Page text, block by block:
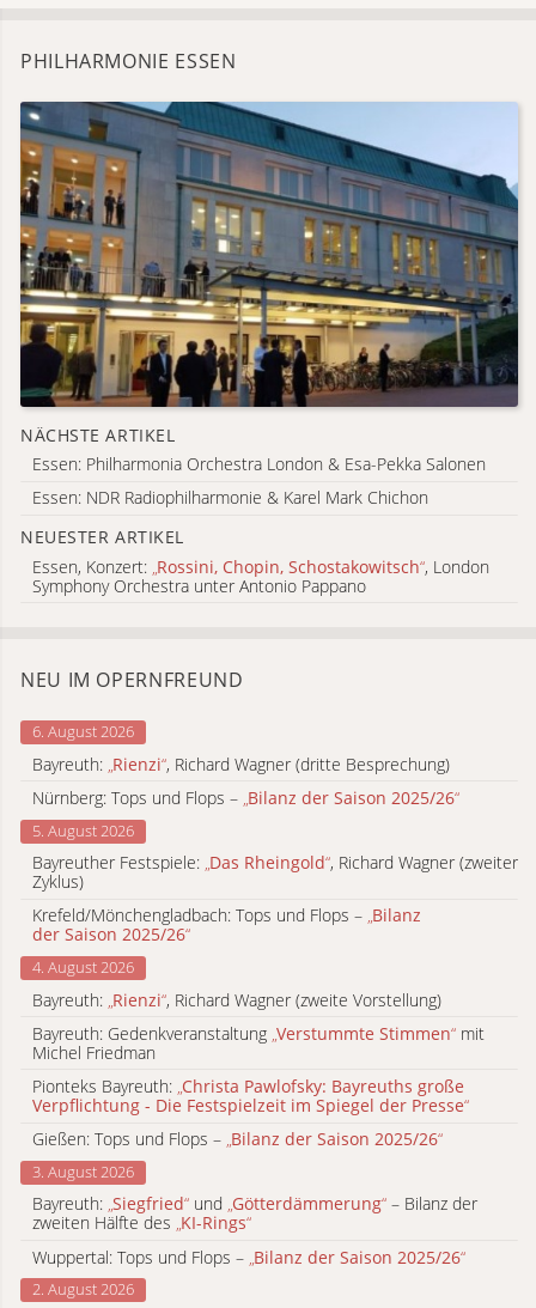
PHILHARMONIE ESSEN
NÄCHSTE ARTIKEL
Essen: Philharmonia Orchestra London & Esa-Pekka Salonen
Essen: NDR Radiophilharmonie & Karel Mark Chichon
NEUESTER ARTIKEL
Essen, Konzert: Rossini, Chopin, Schostakowitsch“, London
Symphony Orchestra unter Antonio Pappano
NEU IM OPERNFREUND
6. August 2026
Bayreuth: „Rienzi“, Richard Wagner (dritte Besprechung)
Nürnberg: Tops und Flops – „Bilanz der Saison 2025/26“
5. August 2026
Bayreuther Festspiele: „Das Rheingold“, Richard Wagner (zweiter
Zyklus)
Krefeld/Mönchengladbach: Tops und Flops – „Bilanz
der Saison 2025/26“
4. August 2026
Bayreuth: Rienzi“, Richard Wagner (zweite Vorstellung)
Bayreuth: Gedenkveranstaltung „Verstummte Stimmen“ mit
Michel Friedman
Pionteks Bayreuth: „Christa Pawlofsky: Bayreuths große
Verpflichtung - Die Festspielzeit im Spiegel der Presse“
Gießen: Tops und Flops – „Bilanz der Saison 2025/26“
3. August 2026
Bayreuth: „Siegfried“ und „Götterdämmerung“ – Bilanz der
zweiten Hälfte des „KI-Rings“
Wuppertal: Tops und Flops – Bilanz der Saison 2025/26“
2. August 2026